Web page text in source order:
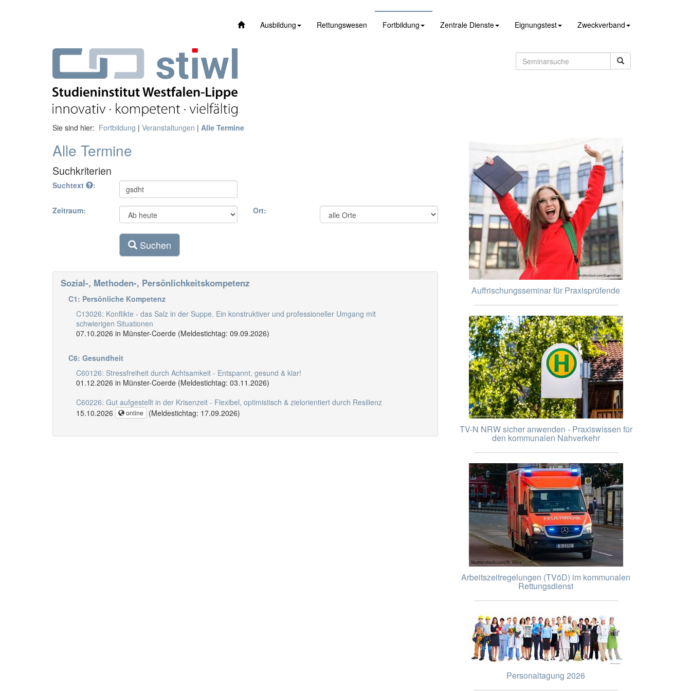
Ausbildung Rettungswesen Fortbildung Zentrale Dienste Eignungstest Zweckverband
Sie sind hier: Fortbildung | Veranstaltungen | Alle Termine
Alle Termine
Suchkriterien
Suchtext :
Zeitraum: Ort:
Suchen
Sozial-, Methoden-, Persönlichkeitskompetenz
C1: Persönliche Kompetenz
C13026: Konflikte - das Salz in der Suppe. Ein konstruktiver und professioneller Umgang mit
schwierigen Situationen
07.10.2026 in Münster-Coerde (Meldestichtag: 09.09.2026)
C6: Gesundheit
C60126: Stressfreiheit durch Achtsamkeit - Entspannt, gesund & klar!
01.12.2026 in Münster-Coerde (Meldestichtag: 03.11.2026)
C60226: Gut aufgestellt in der Krisenzeit - Flexibel, optimistisch & zielorientiert durch Resilienz
15.10.2026
online (Meldestichtag: 17.09.2026)
Auffrischungsseminar für Praxisprüfende
TV-N NRW sicher anwenden - Praxiswissen für
den kommunalen Nahverkehr
Arbeitszeitregelungen (TVöD) im kommunalen
Rettungsdienst
Personaltagung 2026